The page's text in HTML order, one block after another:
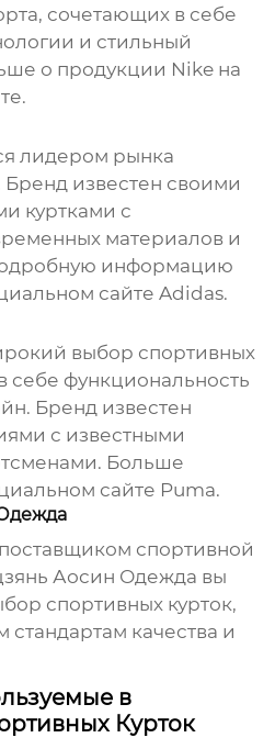
сочетающих в себе
и стильный
о продукции Nike на
.
лидером рынка
известен своими
куртками с
материалов и
информацию
сайте Adidas.
выбор спортивных
себе функциональность
Бренд известен
с известными
Больше
сайте Puma.
спортивной
Аосин Одежда вы
спортивных курток,
качества и
в
Курток